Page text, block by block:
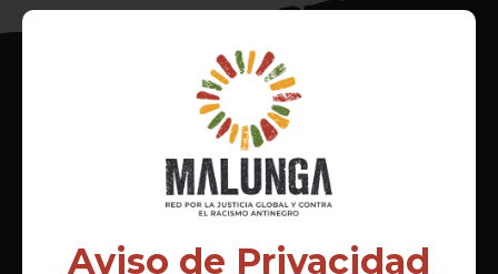
Inscríbete al boletín informativo
Aviso de Privacidad